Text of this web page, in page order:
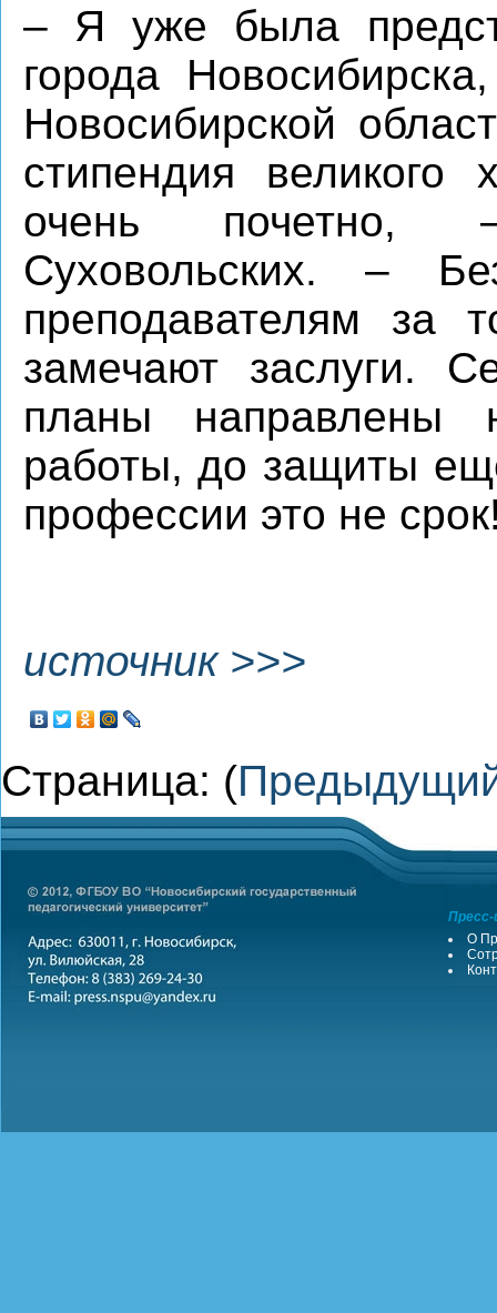
– Я уже была
города
Новосибирской
стипендия
очень почетно,
Суховольских. –
преподавателям за
замечают заслуги.
планы направлены
работы, до защиты
профессии это не
источник >>>
Страница: (
О